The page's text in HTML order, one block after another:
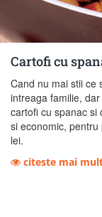
Cartofi cu
Cand nu mai stii ce
intreaga familie,
cartofi cu spanac si
si economic,
lei.
citeste mai